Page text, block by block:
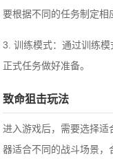
要根据不同的任务制定相
3. 训练模式：通过训练
正式任务做好准备。
致命狙击玩法
进入游戏后，需要选择
器适合不同的战斗场景，